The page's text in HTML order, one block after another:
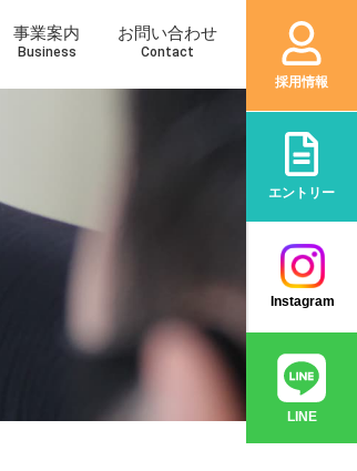
採用情報
エントリー
Instagram
LINE
事業案内
Business
お問い合わせ
Contact